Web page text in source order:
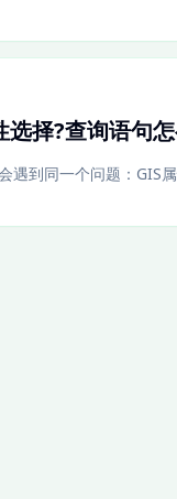
择?查询语句
遇到同一个问题：GIS